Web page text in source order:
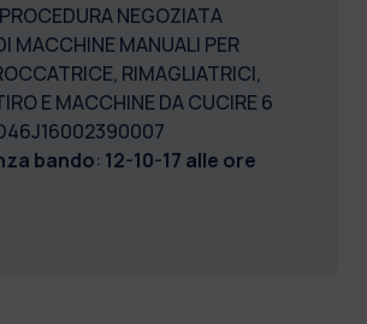
NEGOZIATA
MACCHINE MANUALI PER
RIMAGLIATRICI,
E MACCHINE DA CUCIRE 6
bando: 12-10-17 alle ore